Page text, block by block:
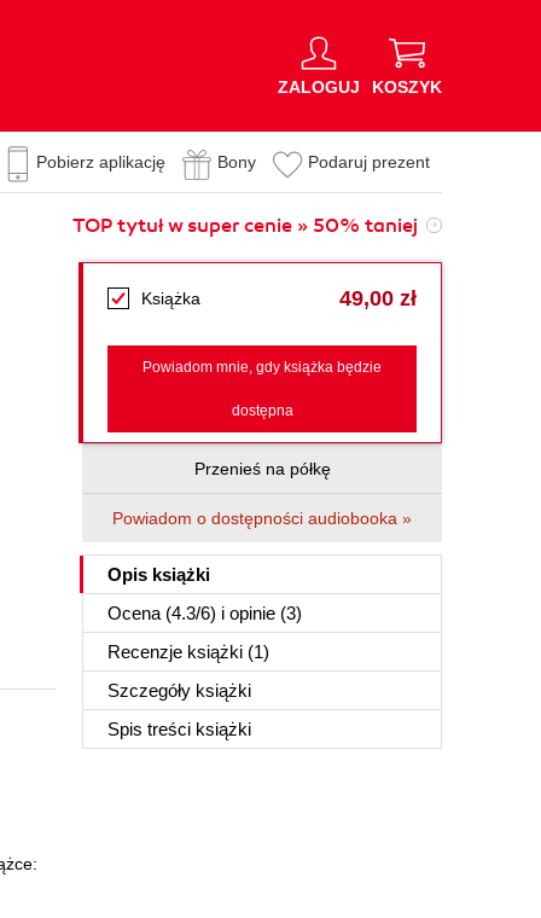
ZALOGUJ KOSZYK
Pobierz aplikację Bony Podaruj prezent
TOP tytuł w super cenie » 50% taniej
Książka 49,00 zł
Powiadom mnie, gdy książka będzie
dostępna
Przenieś na półkę
Powiadom o dostępności audiobooka »
Opis książki
Ocena (4.3/6) i opinie (3)
Recenzje książki (1)
Szczegóły książki
Spis treści książki